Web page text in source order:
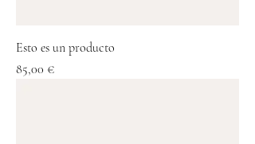
Esto es un producto
Precio
85,00 €